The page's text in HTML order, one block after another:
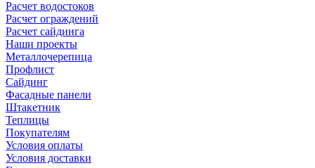
Расчет водостоков
Расчет ограждений
Расчет сайдинга
Наши проекты
Металлочерепица
Профлист
Сайдинг
Фасадные панели
Штакетник
Теплицы
Покупателям
Условия оплаты
Условия доставки